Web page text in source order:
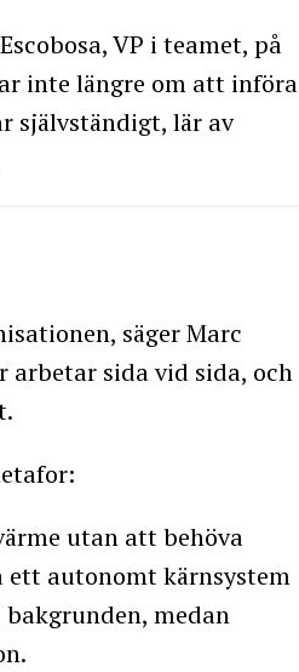
VP i teamet, på
inte längre om att införa
självständigt, lär av
säger Marc
arbetar sida vid sida, och
utan att behöva
ett autonomt kärnsystem
medan